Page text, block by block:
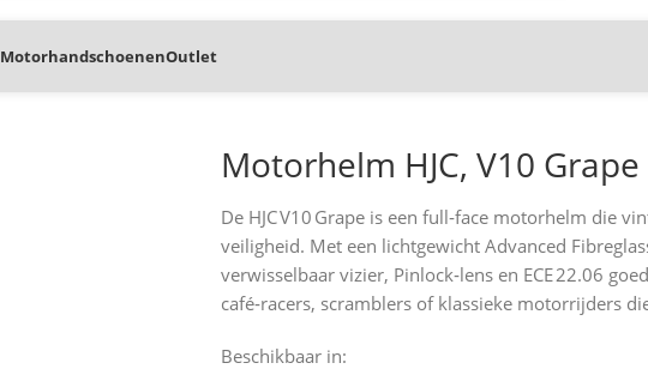
MotorhandschoenenOutlet
Motorhelm HJC, V10 Grape
De HJC V10 Grape is een full‑face motorhelm die
veiligheid. Met een lichtgewicht Advanced
verwisselbaar vizier, Pinlock‑lens en ECE 22.06
café‑racers, scramblers of klassieke motorrijders
Beschikbaar in: